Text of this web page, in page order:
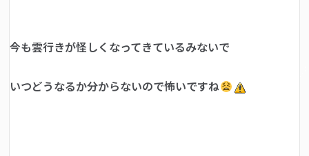
今も雲行きが怪しくなってきているみないで
いつどうなるか分からないので怖いですね